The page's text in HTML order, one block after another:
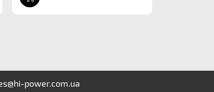
power.com.ua